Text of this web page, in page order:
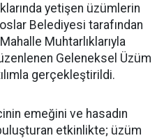
yetişen üzümlerin
Belediyesi tarafından
Muhtarlıklarıyla
Geleneksel Üzüm
gerçekleştirildi.
emeğini ve hasadın
etkinlikte; üzüm